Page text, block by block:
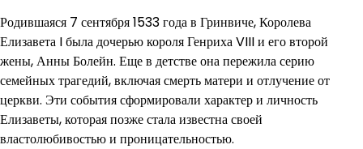
Родившаяся 7 сентября 1533 года в Гринвиче, Королева
Елизавета I была дочерью короля Генриха VIII и его второй
жены, Анны Болейн. Еще в детстве она пережила серию
семейных трагедий, включая смерть матери и отлучение от
церкви. Эти события сформировали характер и личность
Елизаветы, которая позже стала известна своей
властолюбивостью и проницательностью.